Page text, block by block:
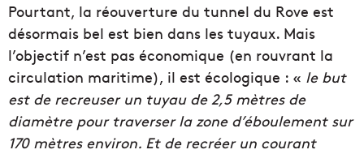
Pourtant, la réouverture du tunnel du Rove est
désormais bel est bien dans les tuyaux. Mais
l’objectif n’est pas économique (en rouvrant la
circulation maritime), il est écologique : « le but
est de recreuser un tuyau de 2,5 mètres de
diamètre pour traverser la zone d’éboulement sur
170 mètres environ. Et de recréer un courant